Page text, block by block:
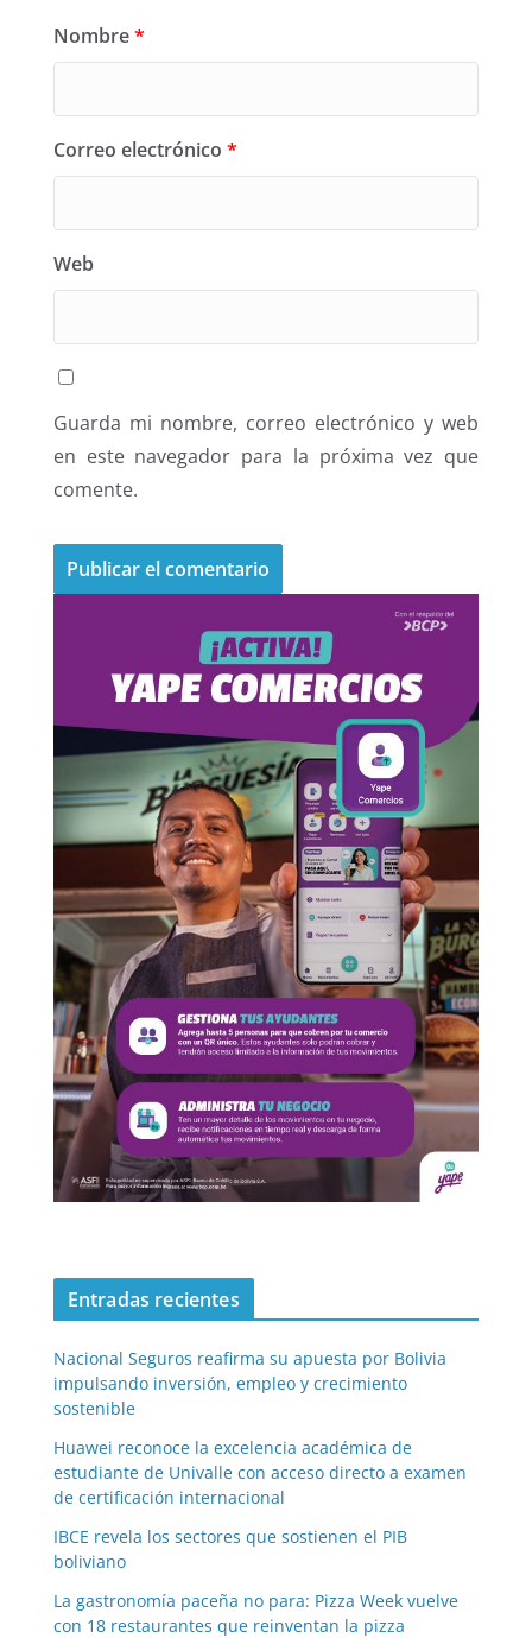
Nombre*
Correo electrónico *
Web
Guarda mi nombre, correo electrónico y web
en este navegador para la próxima vez que
comente.
Entradas recientes
Nacional Seguros reafirma su apuesta por Bolivia
impulsando inversión, empleo y crecimiento
sostenible
Huawei reconoce la excelencia académica de
estudiante de Univalle con acceso directo a examen
de certificación internacional
IBCE revela los sectores que sostienen el PIB
boliviano
La gastronomía paceña no para: Pizza Week vuelve
con 18 restaurantes que reinventan la pizza